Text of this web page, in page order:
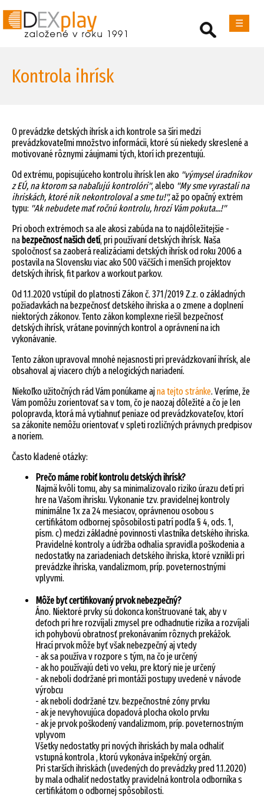
☰
Kontrola ihrísk
O prevádzke detských ihrísk a ich kontrole sa šíri medzi
prevádzkovateľmi množstvo informácii, ktoré sú niekedy skreslené a
motivované rôznymi záujmami tých, ktorí ich prezentujú.
Od extrému, popisujúceho kontrolu ihrísk len ako "výmysel úradníkov
z EÚ, na ktorom sa nabaľujú kontrolóri", alebo "My sme vyrastali na
ihriskách, ktoré nik nekontroloval a sme tu!",až po opačný extrém
typu: "Ak nebudete mať ročnú kontrolu, hrozí Vám pokuta...!"
Pri oboch extrémoch sa ale akosi zabúda na to najdôležitejšie -
na bezpečnosť našich detí, pri používaní detských ihrísk. Naša
spoločnosť sa zaoberá realizáciami detských ihrísk od roku 2006 a
postavila na Slovensku viac ako 500 väčších i menších projektov
detských ihrísk, fit parkov a workout parkov.
Od 1.1.2020 vstúpil do platnosti Zákon č. 371/2019 Z.z. o základných
požiadavkách na bezpečnosť detského ihriska a o zmene a doplnení
niektorých zákonov. Tento zákon komplexne riešil bezpečnosť
detských ihrísk, vrátane povinných kontrol a oprávnení na ich
vykonávanie.
Tento zákon upravoval mnohé nejasnosti pri prevádzkovaní ihrísk, ale
obsahoval aj viacero chýb a nelogických nariadení.
Niekoľko užitočných rád Vám ponúkame ajna tejto stránke. Veríme, že
Vám pomôžu zorientovať sa v tom, čo je naozaj dôležité a čo je len
polopravda, ktorá má vytiahnuť peniaze od prevádzkovateľov, ktorí
sa zákonite nemôžu orientovať v spleti rozličných právnych predpisov
a noriem.
Často kladené otázky:
Prečo máme robiť kontrolu detských ihrísk?
Najmä kvôli tomu, aby sa minimalizovalo riziko úrazu detí pri
hre na Vašom ihrisku. Vykonanie tzv. pravidelnej kontroly
minimálne 1x za 24 mesiacov, oprávnenou osobou s
certifikátom odbornej spôsobilosti patrí podľa § 4, ods. 1,
písm. c) medzi základné povinnosti vlastníka detského ihriska.
Pravidelné kontroly a údržba odhalia spravidla poškodenia a
nedostatky na zariadeniach detského ihriska, ktoré vznikli pri
prevádzke ihriska, vandalizmom, príp. poveternostnými
vplyvmi.
Môže byť certifikovaný prvok nebezpečný?
Áno. Niektoré prvky sú dokonca konštruované tak, aby v
deťoch pri hre rozvíjali zmysel pre odhadnutie rizika a rozvíjali
ich pohybovú obratnosť prekonávaním rôznych prekážok.
Hrací prvok môže byť však nebezpečný aj vtedy
- ak sa používa v rozpore s tým, na čo je určený
- ak ho používajú deti vo veku, pre ktorý nie je určený
- ak neboli dodržané pri montáži postupy uvedené v návode
výrobcu
- ak neboli dodržané tzv. bezpečnostné zóny prvku
- ak je nevyhovujúca dopadová plocha okolo prvku
- ak je prvok poškodený vandalizmom, príp. poveternostným
vplyvom
Všetky nedostatky pri nových ihriskách by mala odhaliť
vstupná kontrola , ktorú vykonáva inšpekčný orgán.
Pri starších ihriskách (uvedených do prevádzky pred 1.1.2020)
by mala odhaliť nedostatky pravidelná kontrola odborníka s
certifikátom o odbornej spôsobilosti.